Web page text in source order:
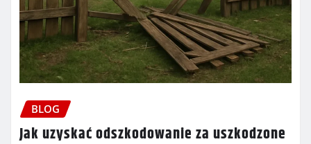
BLOG
Jak uzyskać odszkodowanie za uszkodzone